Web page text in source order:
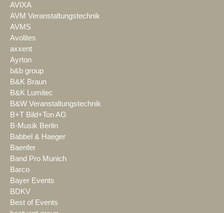
AVIXA
AVM Veranstaltungstechnik
AVMS
Avolites
axxent
Ayrton
b&b group
B&K Braun
B&K Lumitec
B&W Veranstaltungstechnik
B+T Bild+Ton AG
B-Musik Berlin
Babbel & Haeger
Baenfer
Band Pro Munich
Barco
Bayer Events
BDKV
Best of Events